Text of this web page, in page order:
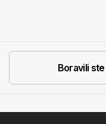
Boravili